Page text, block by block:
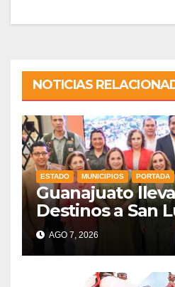
NOTICIAS
ESTADO MUNICIPIOS PORTADA
Guanajuato
Destinos a San
vísperas de la
AGO 7, 2026